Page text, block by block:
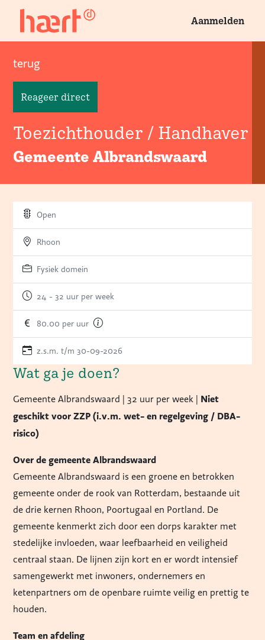
Aanmelden
terug
Reageer direct
Toezichthouder / Handhaver
Gemeente Albrandswaard
Open
Rhoon
Fysiek domein
24 - 32 uur per week
80.00 per uur
z.s.m. t/m 30-09-2026
Wat ga je doen?
Gemeente Albrandswaard | 32 uur per week | Niet
geschikt voor ZZP (i.v.m. wet- en regelgeving / DBA-
risico)
Over de gemeente Albrandswaard
Gemeente Albrandswaard is een groene en betrokken
gemeente onder de rook van Rotterdam, bestaande uit
de drie kernen Rhoon, Poortugaal en Portland. De
gemeente kenmerkt zich door een dorps karakter met
stedelijke invloeden, waar leefbaarheid en veiligheid
centraal staan. De lijnen zijn kort en er wordt intensief
samengewerkt met inwoners, ondernemers en
ketenpartners om de openbare ruimte veilig en prettig te
houden.
Team en afdeling